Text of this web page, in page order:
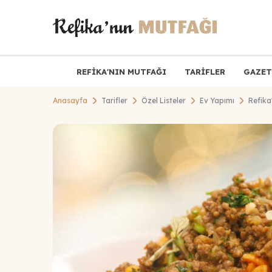
REFİKA'NIN MUTFAĞI TARİFLER
Anasayfa Tarifler Özel Listeler Ev Yapımı